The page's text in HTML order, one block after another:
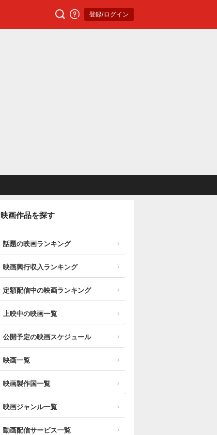
登録/ログイン
映画作品を探す
話題の映画ランキング
映画興行収入ランキング
定額配信中の映画ランキング
上映中の映画一覧
公開予定の映画スケジュール
映画一覧
映画製作国一覧
映画ジャンル一覧
動画配信サービス一覧